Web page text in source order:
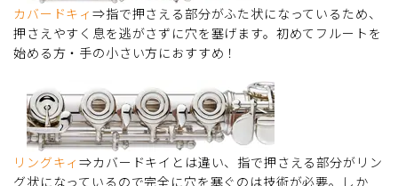
カバードキィ⇒指で押さえる部分がふた状になっているため、
押さえやすく息を逃がさずに穴を塞げます。初めてフルートを
始める方・手の小さい方におすすめ！
リングキィ⇒カバードキイとは違い、指で押さえる部分がリン
グ状になっているので完全に穴を塞ぐのは技術が必要。しか